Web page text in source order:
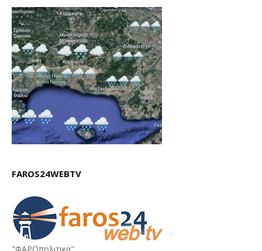
FAROS24WEBTV
"ΦΑΡΟπολιτικα"